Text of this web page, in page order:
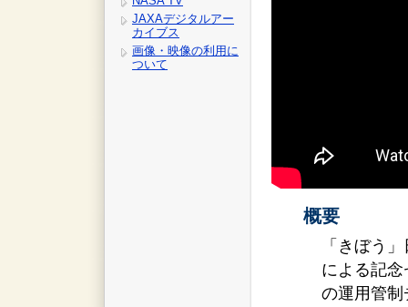
JAXAデジタルアー
カイブス
画像・映像の利用に
ついて
概要
「きぼう
による記
の運用管